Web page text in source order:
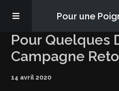
Pour une
Les épisodes
PQD2P
Pour Quelques
Campagne
14 avril 2020